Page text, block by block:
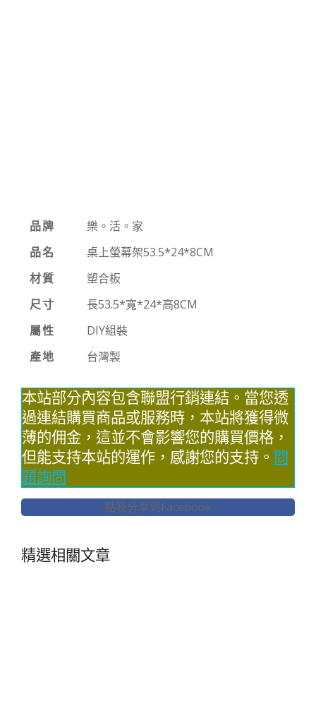
品牌
樂。活。家
品名
桌上螢幕架53.5*24*8CM
材質
塑合板
尺寸
長53.5*寬*24*高8CM
屬性
DIY組裝
產地
台灣製
本站部分內容包含聯盟行銷連結。當您透
過連結購買商品或服務時，本站將獲得微
薄的佣金，這並不會影響您的購買價格，
但能支持本站的運作，感謝您的支持。 問
題詢問
點我分享到Facebook
精選相關文章